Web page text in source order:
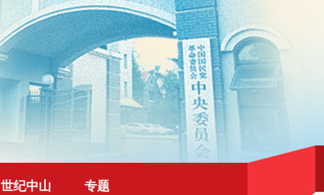
世纪中山 专题